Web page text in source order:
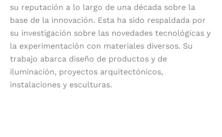
su reputación a lo largo de una década sobre la
base de la innovación. Esta ha sido respaldada por
su investigación sobre las novedades tecnológicas y
la experimentación con materiales diversos. Su
trabajo abarca diseño de productos y de
iluminación, proyectos arquitectónicos,
instalaciones y esculturas.